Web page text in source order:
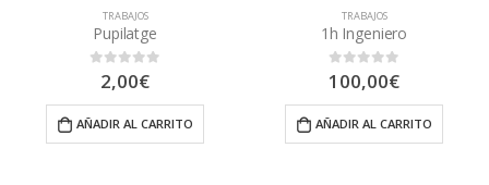
,FALLO ELECTRÓNICO ,JOYOR F1,
TRABAJOS
Pupilatge
out of 5
2,00€
AÑADIR AL CARRITO
TRABAJOS
1h Ingeniero
0 out of 5
100,00€
AÑADIR AL CARRITO